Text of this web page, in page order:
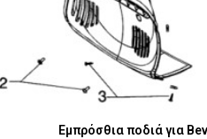
Εμπρόσθια ποδιά για